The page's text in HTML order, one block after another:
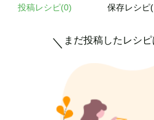
投稿レシピ(0) 保存レシピ
＼ まだ投稿したレシ